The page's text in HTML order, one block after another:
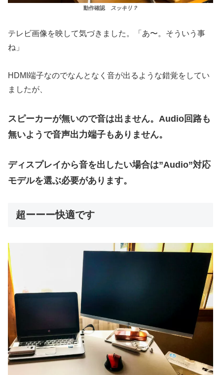
動作確認 スッキリ？
テレビ画像を映して気づきました。「あ〜。そういう事
ね」
HDMI端子なのでなんとなく音が出るような錯覚をしてい
ましたが、
スピーカーが無いので音は出ません。Audio回路も
無いようで音声出力端子もありません。
ディスプレイから音を出したい場合は”Audio”対応
モデルを選ぶ必要があります。
超ーーー快適です